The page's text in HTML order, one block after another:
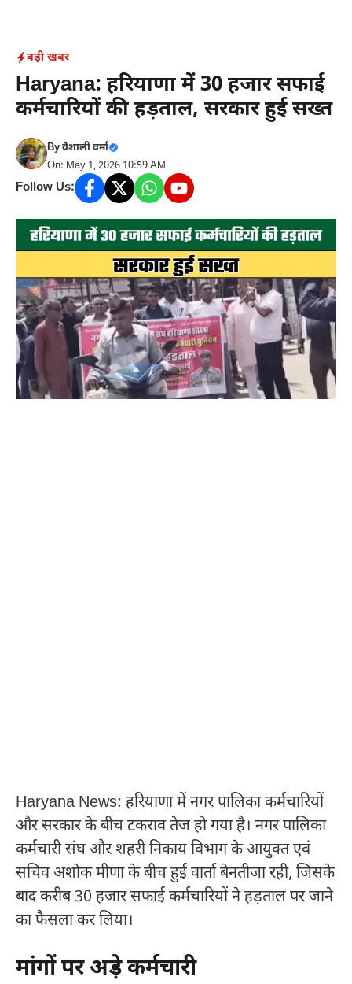
content
बड़ी ख़बर
Haryana: हरियाणा में 30 हजार सफाई
कर्मचारियों की हड़ताल, सरकार हुई सख्त
Byवैशाली वर्मा
On: May 1, 2026 10:59 AM
Follow Us:
Haryana News: हरियाणा में नगर पालिका कर्मचारियों
और सरकार के बीच टकराव तेज हो गया है। नगर पालिका
कर्मचारी संघ और शहरी निकाय विभाग के आयुक्त एवं
सचिव अशोक मीणा के बीच हुई वार्ता बेनतीजा रही, जिसके
बाद करीब 30 हजार सफाई कर्मचारियों ने हड़ताल पर जाने
का फैसला कर लिया।
मांगों पर अड़े कर्मचारी